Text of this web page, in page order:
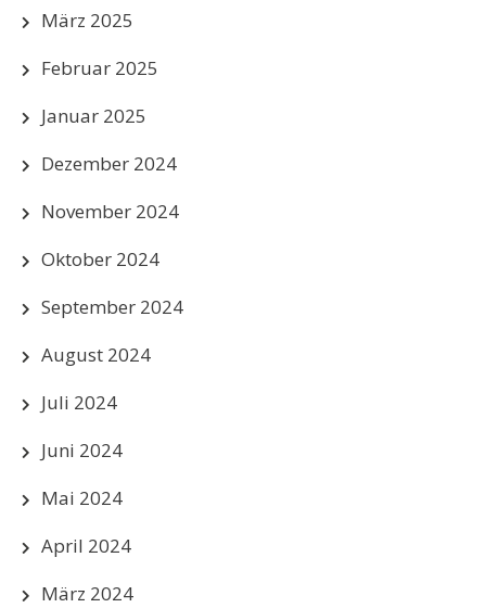
März 2025
Februar 2025
Januar 2025
Dezember 2024
November 2024
Oktober 2024
September 2024
August 2024
Juli 2024
Juni 2024
Mai 2024
April 2024
März 2024